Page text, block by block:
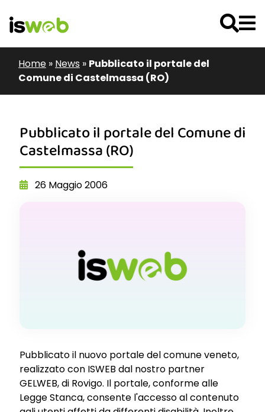
Home » News » Pubblicato il portale del
Comune di Castelmassa (RO)
Pubblicato il portale del Comune di
Castelmassa (RO)
26 Maggio 2006
Pubblicato il nuovo portale del comune veneto,
realizzato con ISWEB dal nostro partner
GELWEB, di Rovigo. Il portale, conforme alle
Legge Stanca, consente l'accesso al contenuto